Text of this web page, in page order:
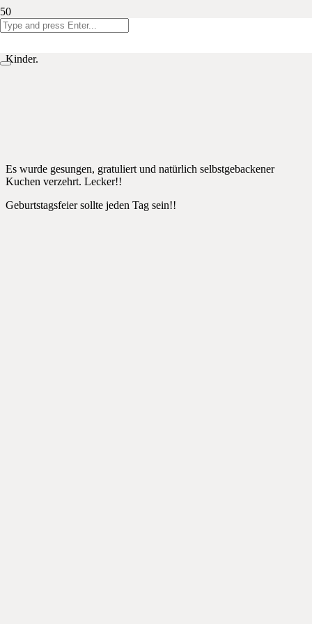
Hurra, es war mal wieder soweit!
Kinder.
Es wurde gesungen, gratuliert und natürlich selbstgebackener
Kuchen verzehrt. Lecker!!
Geburtstagsfeier sollte jeden Tag sein!!